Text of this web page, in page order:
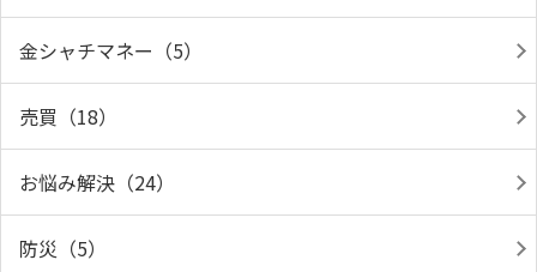
金シャチマネー（5）
売買（18）
お悩み解決（24）
防災（5）